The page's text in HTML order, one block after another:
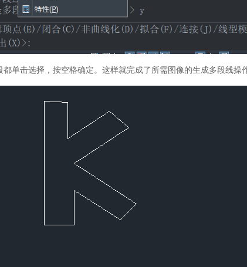
都单击选择，按空格确定。这样就完成了所需图像的生成多段线操